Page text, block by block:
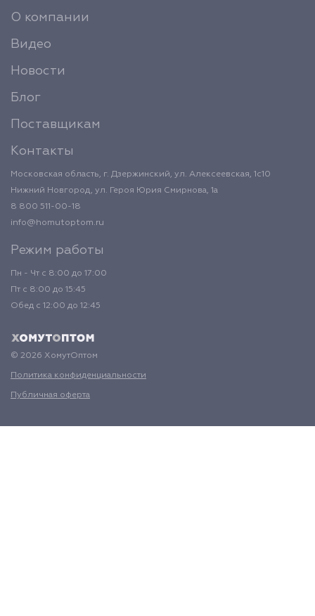
О компании
Видео
Новости
Блог
Поставщикам
Контакты
Московская область, г. Дзержинский, ул. Алексеевская, 1с10
Нижний Новгород, ул. Героя Юрия Смирнова, 1а
8 800 511-00-18
info@homutoptom.ru
Режим работы
Пн - Чт с 8:00 до 17:00
Пт с 8:00 до 15:45
Обед с 12:00 до 12:45
© 2026 ХомутОптом
Политика конфиденциальности
Публичная оферта